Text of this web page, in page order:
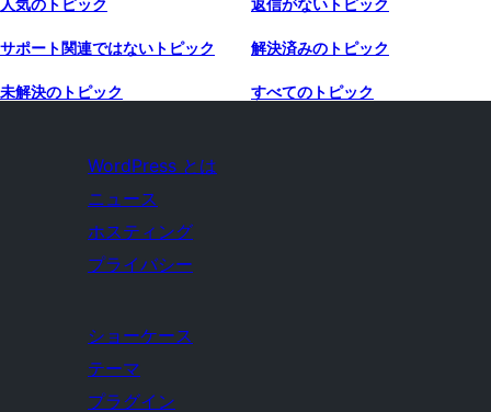
人気のトピック 返信がないトピック
サポート関連ではないトピック 解決済みのトピック
未解決のトピック すべてのトピック
WordPress とは
ニュース
ホスティング
プライバシー
ショーケース
テーマ
プラグイン